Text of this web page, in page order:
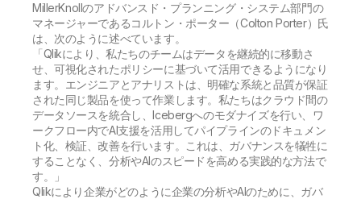
MillerKnollのアドバンスド・プランニング・システム部門の
マネージャーであるコルトン・ポーター（Colton Porter）氏
は、次のように述べています。
「Qlikにより、私たちのチームはデータを継続的に移動さ
せ、可視化されたポリシーに基づいて活用できるようになり
ます。エンジニアとアナリストは、明確な系統と品質が保証
された同じ製品を使って作業します。私たちはクラウド間の
データソースを統合し、Icebergへのモダナイズを行い、ワ
ークフロー内でAI支援を活用してパイプラインのドキュメン
ト化、検証、改善を行います。これは、ガバナンスを犠牲に
することなく、分析やAIのスピードを高める実践的な方法で
す。」
Qlikにより企業がどのように企業の分析やAIのために、ガバ